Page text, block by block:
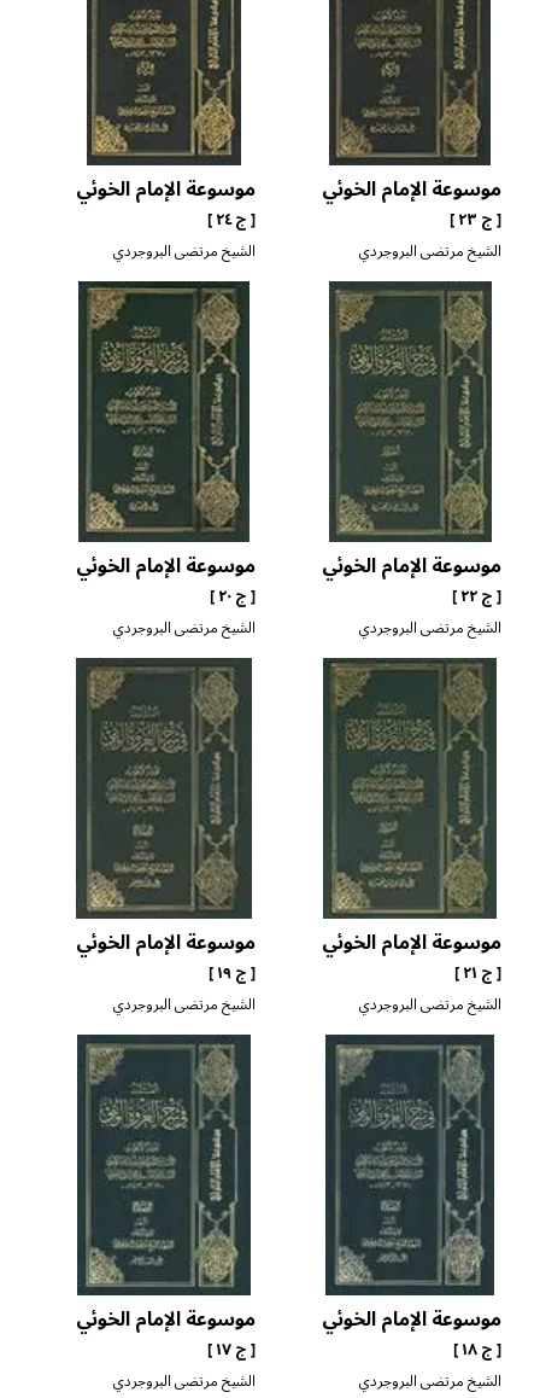
موسوعة الإمام الخوئي
[ ج ٢٣ ]
الشيخ مرتضى البروجردي
موسوعة الإمام الخوئي
[ ج ٢٤ ]
الشيخ مرتضى البروجردي
موسوعة الإمام الخوئي
[ ج ٢٢ ]
الشيخ مرتضى البروجردي
موسوعة الإمام الخوئي
[ ج ٢٠ ]
الشيخ مرتضى البروجردي
موسوعة الإمام الخوئي
[ ج ٢١ ]
الشيخ مرتضى البروجردي
موسوعة الإمام الخوئي
[ ج ١٩ ]
الشيخ مرتضى البروجردي
موسوعة الإمام الخوئي
[ ج ١٨ ]
الشيخ مرتضى البروجردي
موسوعة الإمام الخوئي
[ ج ١٧ ]
الشيخ مرتضى البروجردي